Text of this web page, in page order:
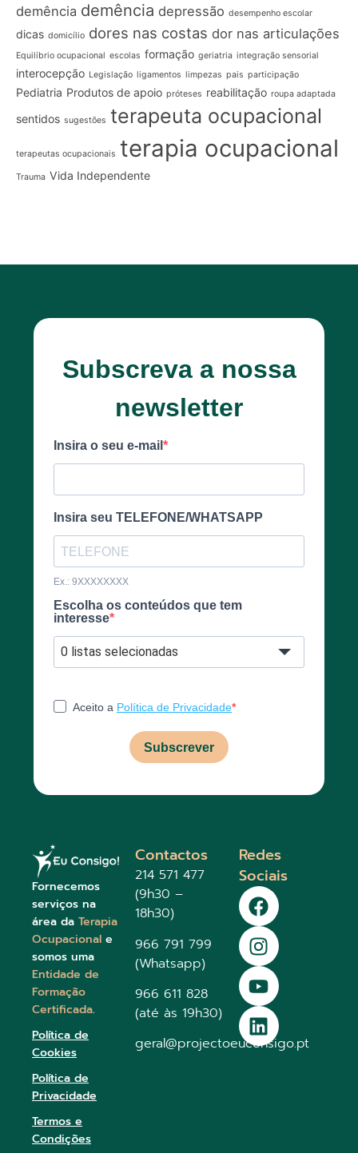
demência demência depressão desempenho escolar
dicas domicílio dores nas costas dor nas articulações
Equilíbrio ocupacional escolas formação geriatria integração sensorial
interocepção Legislação ligamentos limpezas pais participação
Pediatria Produtos de apoio próteses reabilitação roupa adaptada
sentidos sugestões terapeuta ocupacional
terapeutas ocupacionais terapia ocupacional
Trauma Vida Independente
Subscreva a nossa
newsletter
Insira o seu e-mail
Insira seu TELEFONE/WHATSAPP
Ex.: 9XXXXXXXX
Escolha os conteúdos que tem
interesse
0 listas selecionadas
Aceito a Política de Privacidade
Subscrever
Fornecemos
serviços na
área da Terapia
Ocupacional e
somos uma
Entidade de
Formação
Certificada.
Política de
Cookies
Política de
Privacidade
Termos e
Condições
Contactos
214 571 477
(9h30 –
18h30)
966 791 799
(Whatsapp)
966 611 828
(até às 19h30)
geral@projectoeuconsigo.pt
Redes
Sociais